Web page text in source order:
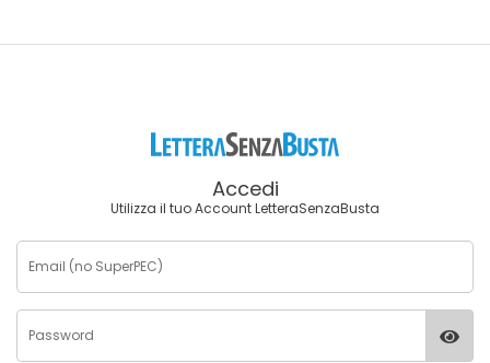
Accedi
Utilizza il tuo Account LetteraSenzaBusta